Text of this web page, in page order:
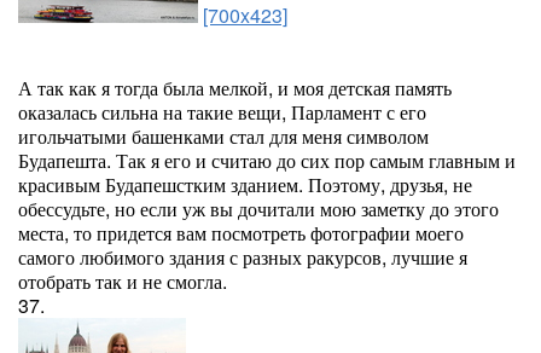
[700x423]
А так как я тогда была мелкой, и моя детская память
оказалась сильна на такие вещи, Парламент с его
игольчатыми башенками стал для меня символом
Будапешта. Так я его и считаю до сих пор самым главным и
красивым Будапешстким зданием. Поэтому, друзья, не
обессудьте, но если уж вы дочитали мою заметку до этого
места, то придется вам посмотреть фотографии моего
самого любимого здания с разных ракурсов, лучшие я
отобрать так и не смогла.
37.